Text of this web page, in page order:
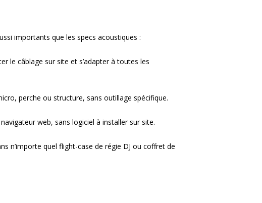
importants que les specs acoustiques :
le câblage sur site et s’adapter à toutes les
perche ou structure, sans outillage spécifique.
web, sans logiciel à installer sur site.
n’importe quel flight-case de régie DJ ou coffret de